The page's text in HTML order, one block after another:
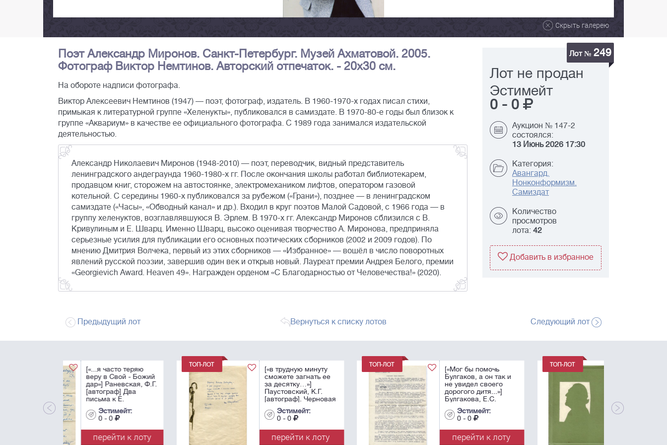
Скрыть галерею
Поэт Александр Миронов. Санкт-Петербург. Музей Ахматовой. 2005.
Фотограф Виктор Немтинов. Авторский отпечаток. - 20х30 см.
На обороте надписи фотографа.
Виктор Алексеевич Немтинов (1947) — поэт, фотограф, издатель. В 1960-1970-х годах писал стихи,
примыкая к литературной группе «Хеленукты», публиковался в самиздате. В 1970-80-е годы был близок к
группе «Аквариум» в качестве ее официального фотографа. С 1989 года занимался издательской
деятельностью.
Александр Николаевич Миронов (1948-2010) — поэт, переводчик, видный представитель
ленинградского андеграунда 1960-1980-х гг. После окончания школы работал библиотекарем,
продавцом книг, сторожем на автостоянке, электромехаником лифтов, оператором газовой
котельной. С середины 1960-х публиковался за рубежом («Грани»), позднее — в ленинградском
самиздате («Часы», «Обводный канал» и др.). Входил в круг поэтов Малой Садовой, с 1966 года — в
группу хеленуктов, возглавлявшуюся В. Эрлем. В 1970-х гг. Александр Миронов сблизился с В.
Кривулиным и Е. Шварц. Именно Шварц, высоко оценивая творчество А. Миронова, предприняла
серьезные усилия для публикации его основных поэтических сборников (2002 и 2009 годов). По
мнению Дмитрия Волчека, первый из этих сборников — «Избранное» — вошёл в число поворотных
явлений русской поэзии, завершив один век и открыв новый. Лауреат премии Андрея Белого, премии
«Georgievich Award. Heaven 49». Награжден орденом «С Благодарностью от Человечества!» (2020).
Лот № 249
Лот не продан
Эстимейт
0 - 0
Аукцион № 147-2
состоялся:
13 Июнь 2026 17:30
Категория:
Авангард.
Нонконформизм.
Самиздат
Количество
просмотров
лота: 42
Добавить в избранное
Предыдущий лот Вернуться к списку лотов Следующий лот
[«в трудную минуту
сможете загнать ее
за десятку…»]
Паустовский, К.Г.
[автограф]. Черновая
рукопись рассказа
"Последний черт" с
Эстимейт:
перейти к лоту
[«Мог бы помочь
Булгаков, а он так и
не увидел своего
дорогого дитя...»]
Булгакова, Е.С.
[автограф] Письмо
С.Е. Диманту. 27
апреля 1966. ...
Эстимейт:
перейти к лоту
[Уникальный лот!
автографов —
Ахмадулина Б.,
Бахчанян В., Битов
А., Цветаева А. и др.]
Зеленая книга :
[Домашний альбом
Зиновия ...
Эстимейт: